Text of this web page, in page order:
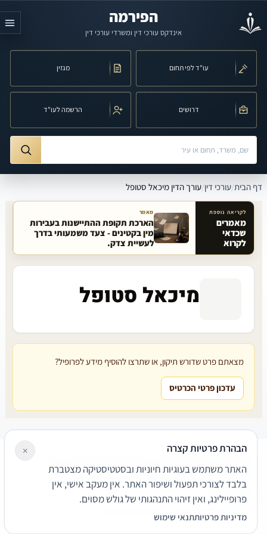
הפירמה
אינדקס עורכי דין ומשרדי עורכי דין
עו"ד לפי תחום מגזין
דרושים הרשמה לעו"ד
חיפוש לפי שם, משרד, תחום משפט או עיר
דף הבית/עורכי דין/עורך הדין מיכאל סטופל
מאמרים קשורים באתר
לקריאה נוספת
מאמרים
שכדאי
לקרוא
מאמר
הארכת תקופת ההתיישנות בעבירות
מין בקטינים - צעד משמעותי בדרך
לעשיית צדק.
מיכאל סטופל
מצאתם פרט שדורש תיקון, או שתרצו להוסיף מידע לפרופיל?
עדכון פרטי הכרטיס
שירותים משפטיים
דרושים צור קשר נגישותפרטיות
תנאי שימוש
© 2026 הפירמה. כל הזכויות שמורות.
הבהרת פרטיות קצרה
האתר משתמש בעוגיות חיוניות ובסטטיסטיקה מצטברת
בלבד לצורכי תפעול ושיפור האתר. אין מעקב אישי, אין
פרופיילינג, ואין זיהוי התנהגותי של גולש מסוים.
מדיניות פרטיותתנאי שימוש
×